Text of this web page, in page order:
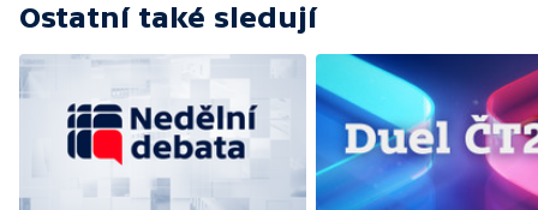
Ostatní také sledují